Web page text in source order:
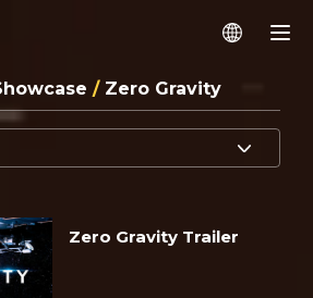
/ Zero Gravity
Zero Gravity Trailer